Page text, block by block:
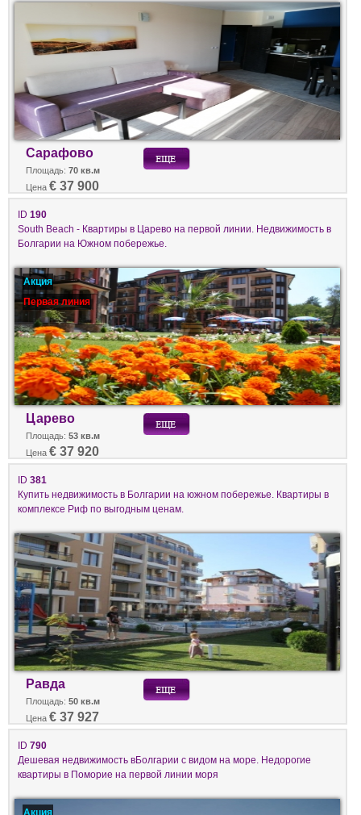
Сарафово
Площадь: 70 кв.м
Цена € 37 900
ID 190
South Beach - Квартиры в Царево на первой линии. Недвижимость в
Болгарии на Южном побережье.
Акция
Первая линия
Царево
Площадь: 53 кв.м
Цена € 37 920
ID 381
Купить недвижимость в Болгарии на южном побережье. Квартиры в
комплексе Риф по выгодным ценам.
Равда
Площадь: 50 кв.м
Цена € 37 927
ID 790
Дешевая недвижимость вБолгарии с видом на море. Недорогие
квартиры в Поморие на первой линии моря
Акция